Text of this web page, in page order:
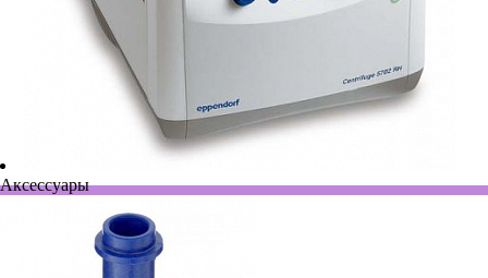
Аксессуары